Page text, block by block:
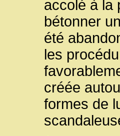
accolé à la
bétonner
été
les
créée
formes de